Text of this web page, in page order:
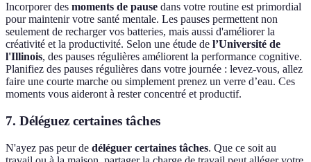
Incorporer des moments de pause dans votre routine est primordial
pour maintenir votre santé mentale. Les pauses permettent non
seulement de recharger vos batteries, mais aussi d'améliorer la
créativité et la productivité. Selon une étude de l’Université de
l'Illinois, des pauses régulières améliorent la performance cognitive.
Planifiez des pauses régulières dans votre journée : levez-vous, allez
faire une courte marche ou simplement prenez un verre d’eau. Ces
moments vous aideront à rester concentré et productif.
7. Déléguez certaines tâches
N'ayez pas peur de déléguer certaines tâches. Que ce soit au